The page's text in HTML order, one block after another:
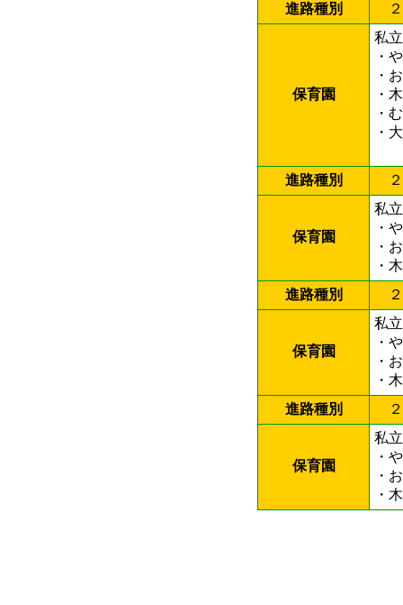
進路種別
２
保育園
私立
・
進路種別
２
保育園
私立
進路種別
２
保育園
私立
進路種別
２
保育園
私立